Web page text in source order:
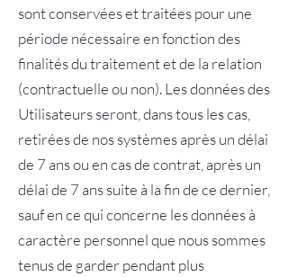
sont conservées et traitées pour une
période nécessaire en fonction des
finalités du traitement et de la relation
(contractuelle ou non). Les données des
Utilisateurs seront, dans tous les cas,
retirées de nos systèmes après un délai
de 7 ans ou en cas de contrat, après un
délai de 7 ans suite à la fin de ce dernier,
sauf en ce qui concerne les données à
caractère personnel que nous sommes
tenus de garder pendant plus